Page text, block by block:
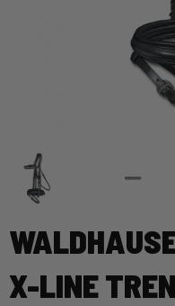
X-LINE